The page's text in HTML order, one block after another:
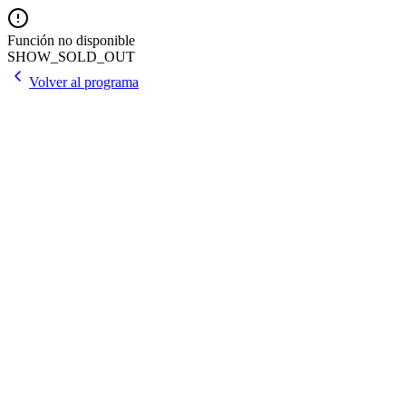
Función no disponible
SHOW_SOLD_OUT
Volver al programa